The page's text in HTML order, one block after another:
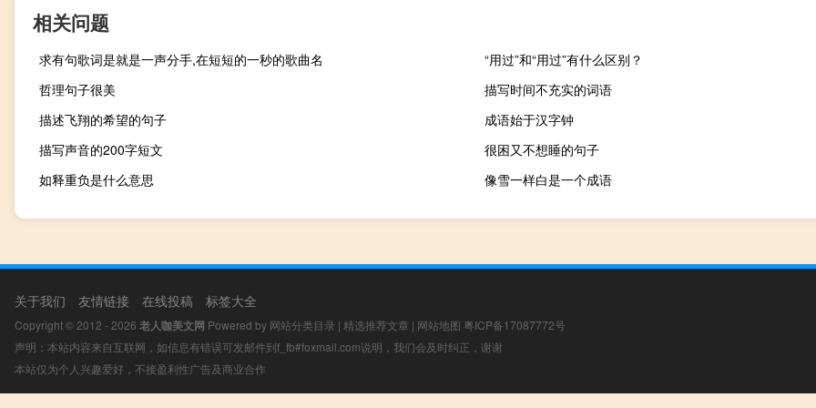
相关问题
求有句歌词是就是一声分手,在短短的一秒的歌曲名
“用过”和“用过”有什么区别？
哲理句子很美
描写时间不充实的词语
描述飞翔的希望的句子
成语始于汉字钟
描写声音的200字短文
很困又不想睡的句子
如释重负是什么意思
像雪一样白是一个成语
关于我们 友情链接 在线投稿 标签大全
Copyright © 2012 - 2026 老人咖美文网 Powered by 网站分类目录 | 精选推荐文章 | 网站地图 粤ICP备17087772号
声明：本站内容来自互联网，如信息有错误可发邮件到f_fb#foxmail.com说明，我们会及时纠正，谢谢
本站仅为个人兴趣爱好，不接盈利性广告及商业合作